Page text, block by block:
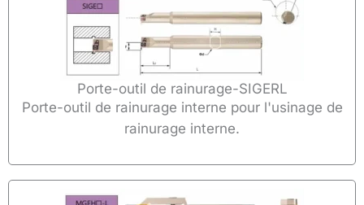
Porte-outil de rainurage-SIGERL
Porte-outil de rainurage interne pour l'usinage de
rainurage interne.